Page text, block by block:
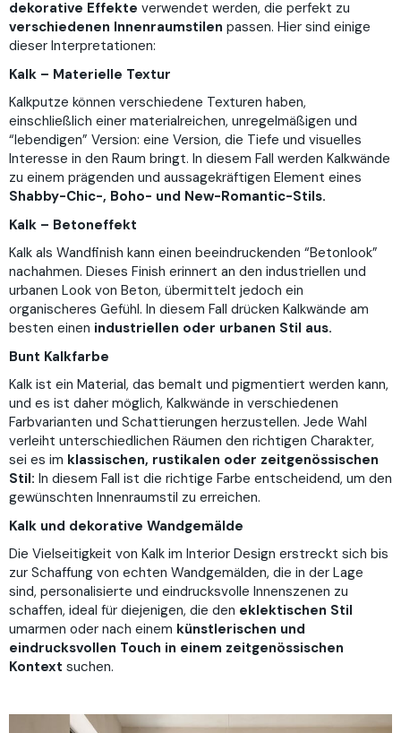
dekorative Effekte verwendet werden, die perfekt zu
verschiedenen Innenraumstilen passen. Hier sind einige
dieser Interpretationen:
Kalk – Materielle Textur
Kalkputze können verschiedene Texturen haben,
einschließlich einer materialreichen, unregelmäßigen und
“lebendigen” Version: eine Version, die Tiefe und visuelles
Interesse in den Raum bringt. In diesem Fall werden Kalkwände
zu einem prägenden und aussagekräftigen Element eines
Shabby-Chic-, Boho- und New-Romantic-Stils.
Kalk – Betoneffekt
Kalk als Wandfinish kann einen beeindruckenden “Betonlook”
nachahmen. Dieses Finish erinnert an den industriellen und
urbanen Look von Beton, übermittelt jedoch ein
organischeres Gefühl. In diesem Fall drücken Kalkwände am
besten einen industriellen oder urbanen Stil aus.
Bunt Kalkfarbe
Kalk ist ein Material, das bemalt und pigmentiert werden kann,
und es ist daher möglich, Kalkwände in verschiedenen
Farbvarianten und Schattierungen herzustellen. Jede Wahl
verleiht unterschiedlichen Räumen den richtigen Charakter,
sei es im klassischen, rustikalen oder zeitgenössischen
Stil: In diesem Fall ist die richtige Farbe entscheidend, um den
gewünschten Innenraumstil zu erreichen.
Kalk und dekorative Wandgemälde
Die Vielseitigkeit von Kalk im Interior Design erstreckt sich bis
zur Schaffung von echten Wandgemälden, die in der Lage
sind, personalisierte und eindrucksvolle Innenszenen zu
schaffen, ideal für diejenigen, die den eklektischen Stil
umarmen oder nach einem künstlerischen und
eindrucksvollen Touch in einem zeitgenössischen
Kontext suchen.